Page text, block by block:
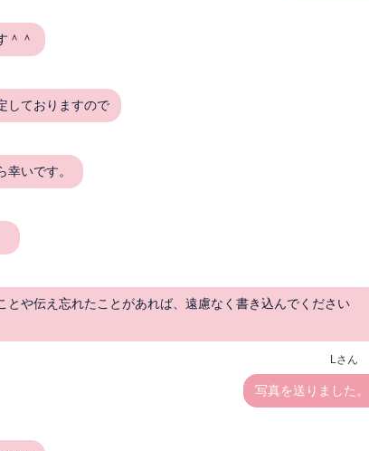
＾＾
しておりますので
いです。
とや伝え忘れたことがあれば、遠慮なく書き込んでください
Lさん
写真を送りました。